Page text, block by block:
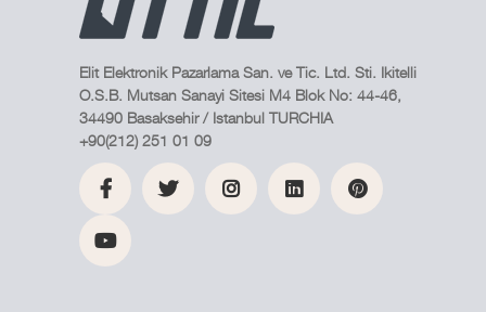
Elit Elektronik Pazarlama San. ve Tic. Ltd. Sti. Ikitelli
O.S.B. Mutsan Sanayi Sitesi M4 Blok No: 44-46,
34490 Basaksehir / Istanbul TURCHIA
+90(212) 251 01 09